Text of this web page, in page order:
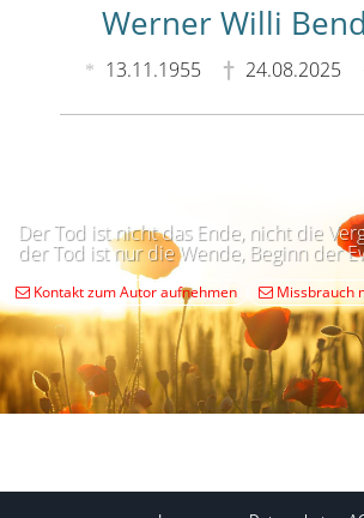
Werner Willi
13.11.1955 24.08.2025
Der Tod ist nicht das Ende, nicht die
der Tod ist nur die Wende, Beginn der
Kontakt zum Autor aufnehmen Missbrauch